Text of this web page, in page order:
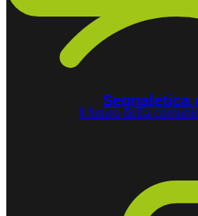
Segnaletica
Il futuro della